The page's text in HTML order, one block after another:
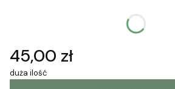
Cena
45,00 zł
duża ilość